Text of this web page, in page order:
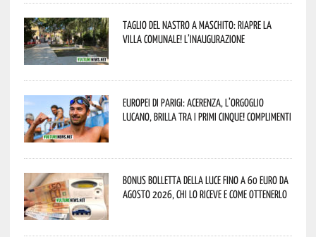
Taglio del nastro a Maschito: riapre la
Villa Comunale! L’inaugurazione
Europei di Parigi: Acerenza, l’orgoglio
lucano, brilla tra i primi cinque! Complimenti
Bonus bolletta della luce fino a 60 euro da
agosto 2026, chi lo riceve e come ottenerlo